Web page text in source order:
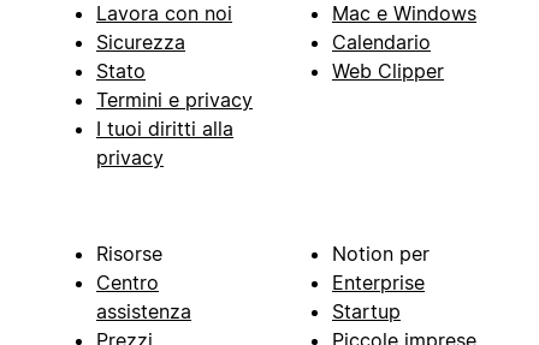
Lavora con noi
Sicurezza
Stato
Termini e privacy
I tuoi diritti alla
privacy
Mac e Windows
Calendario
Web Clipper
Risorse
Centro
assistenza
Notion per
Enterprise
Startup